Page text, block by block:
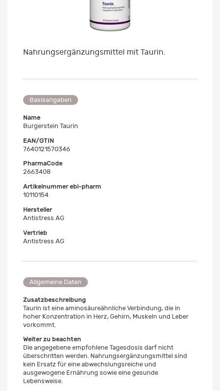
Nahrungsergänzungsmittel mit Taurin.
Basisangaben
Name
Burgerstein Taurin
EAN/GTIN
7640121570346
PharmaCode
2663408
Artikelnummer ebi-pharm
10110154
Hersteller
Antistress AG
Vertrieb
Antistress AG
Allgemeine Daten
Zusatzbeschreibung
Taurin ist eine aminosäureähnliche Verbindung, die in
hoher Konzentration in Herz, Gehirn, Muskeln und Leber
vorkommt.
Weiter zu beachten
Die angegebene empfohlene Tagesdosis darf nicht
überschritten werden. Nahrungsergänzungsmittel sind
kein Ersatz für eine abwechslungsreiche und
ausgewogene Ernährung sowie eine gesunde
Lebensweise.